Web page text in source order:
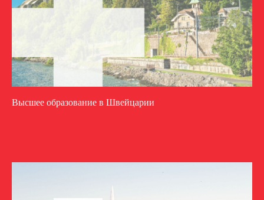
Высшее образование в Швейцарии